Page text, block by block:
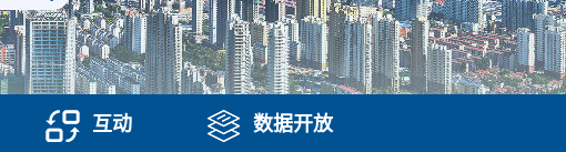
互动 数据开放